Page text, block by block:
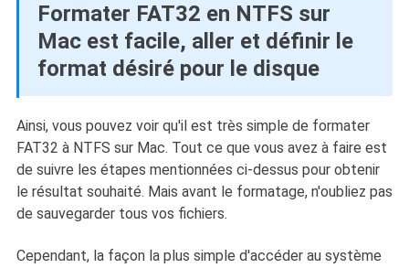
Formater FAT32 en NTFS sur
Mac est facile, aller et définir le
format désiré pour le disque
Ainsi, vous pouvez voir qu'il est très simple de formater
FAT32 à NTFS sur Mac. Tout ce que vous avez à faire est
de suivre les étapes mentionnées ci-dessus pour obtenir
le résultat souhaité. Mais avant le formatage, n'oubliez pas
de sauvegarder tous vos fichiers.
Cependant, la façon la plus simple d'accéder au système